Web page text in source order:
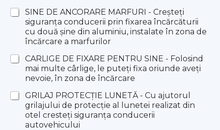
SINE DE ANCORARE MARFURI - Creșteți
siguranța conducerii prin fixarea încărcăturii
cu două șine din aluminiu, instalate în zona de
încărcare a marfurilor
CARLIGE DE FIXARE PENTRU SINE - Folosind
mai multe cârlige, le puteți fixa oriunde aveți
nevoie, în zona de încărcare
GRILAJ PROTECȚIE LUNETĂ - Cu ajutorul
grilajului de protecție al lunetei realizat din
otel cresteți siguranța conducerii
autovehicului